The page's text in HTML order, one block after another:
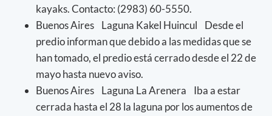
kayaks. Contacto: (2983) 60-5550.
Buenos Aires Laguna Kakel Huincul Desde el
predio informan que debido a las medidas que se
han tomado, el predio está cerrado desde el 22 de
mayo hasta nuevo aviso.
Buenos Aires Laguna La Arenera Iba a estar
cerrada hasta el 28 la laguna por los aumentos de